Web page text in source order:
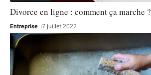
Divorce en ligne : comment ça marche ?
Entreprise 7 juillet 2022